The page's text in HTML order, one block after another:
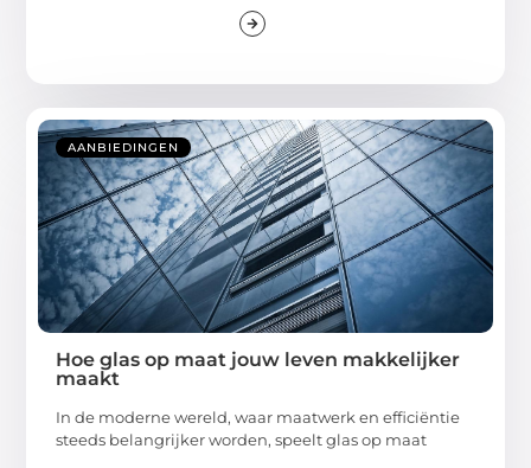
AANBIEDINGEN
Hoe glas op maat jouw leven makkelijker
maakt
In de moderne wereld, waar maatwerk en efficiëntie
steeds belangrijker worden, speelt glas op maat